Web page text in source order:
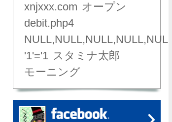
xnjxxx.com オープン
debit.php4
'1'='1 スタミナ太郎
モーニング